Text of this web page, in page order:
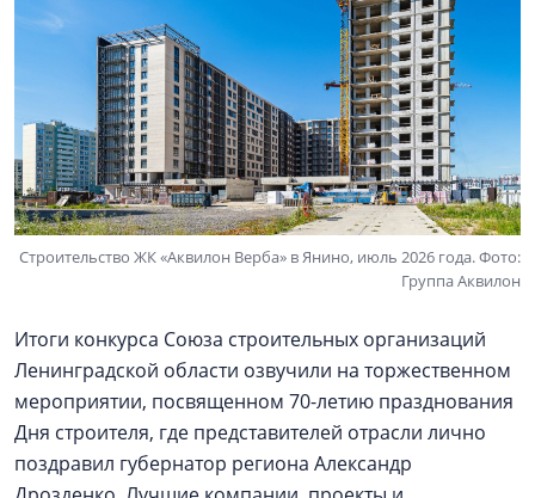
Строительство ЖК «Аквилон Верба» в Янино, июль 2026 года. Фото:
Группа Аквилон
Итоги конкурса Союза строительных организаций
Ленинградской области озвучили на торжественном
мероприятии, посвященном 70-летию празднования
Дня строителя, где представителей отрасли лично
поздравил губернатор региона Александр